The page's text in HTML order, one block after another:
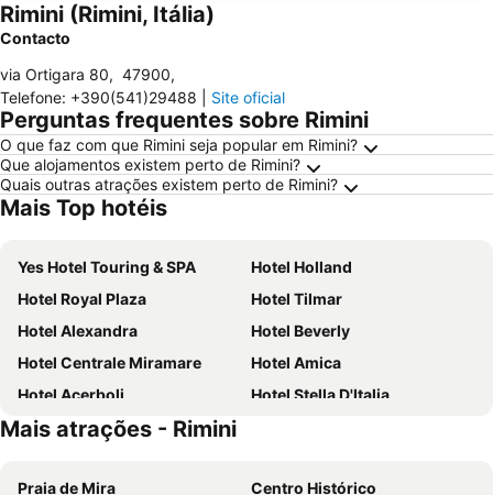
Rimini (Rimini, Itália)
Contacto
via Ortigara 80, 47900,
Telefone: +390(541)29488 Site oficial
Perguntas frequentes sobre Rimini
O que faz com que Rimini seja popular em Rimini?
Que alojamentos existem perto de Rimini?
Quais outras atrações existem perto de Rimini?
Mais Top hotéis
Yes Hotel Touring & SPA
Hotel Holland
Hotel Royal Plaza
Hotel Tilmar
Hotel Alexandra
Hotel Beverly
Hotel Centrale Miramare
Hotel Amica
Hotel Acerboli
Hotel Stella D'Italia
Hotel Milton Rimini
Hotel Bellevue
Hotel Grazia Riccione
Mais atrações - Rimini
Praia de Mira
Centro Histórico